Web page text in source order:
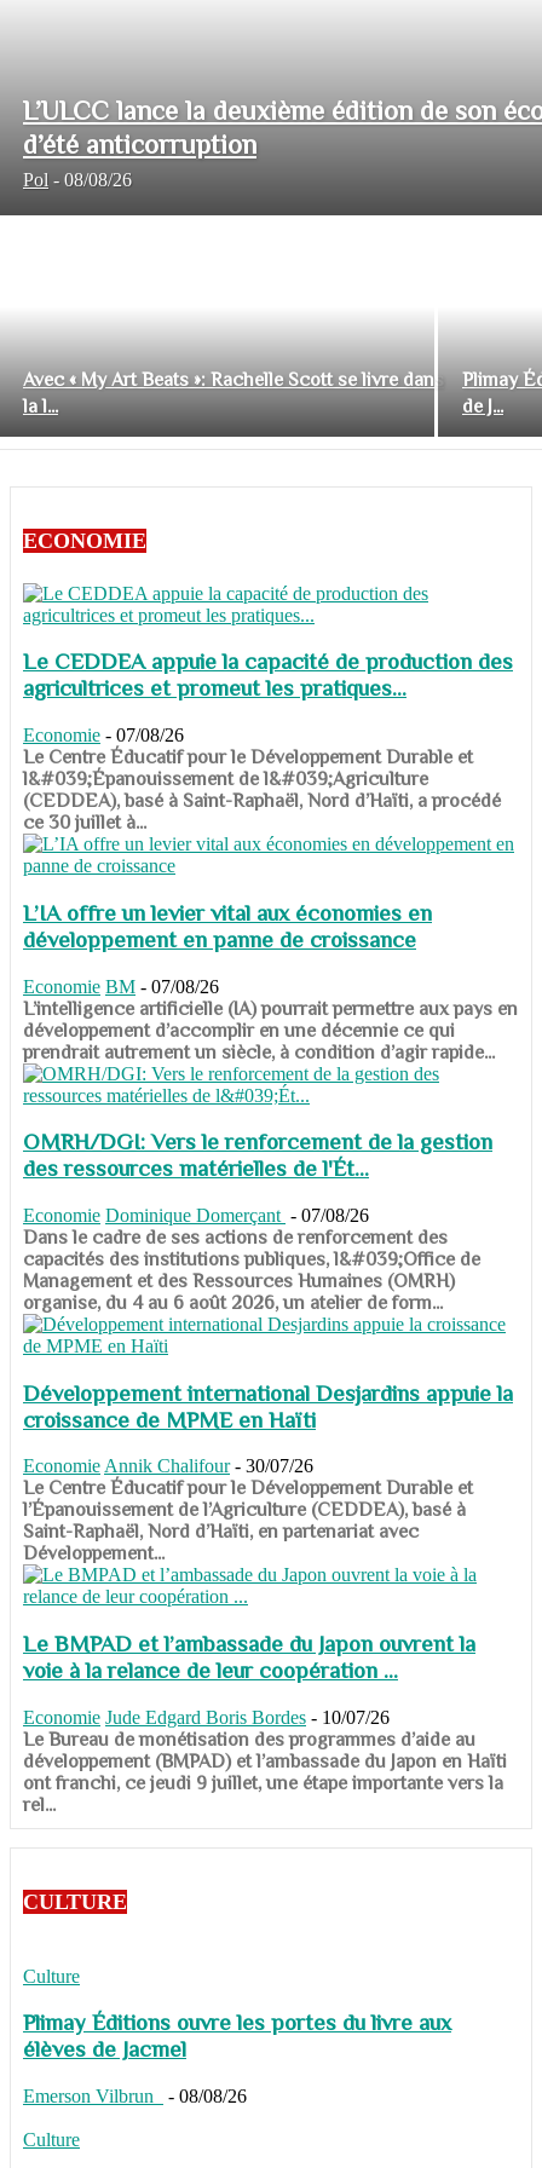
L’ULCC lance la deuxième édition de son
d’été anticorruption
Pol - 08/08/26
Avec « My Art Beats »: Rachelle Scott se livre dans
la l...
Plimay
de J...
ECONOMIE
Le CEDDEA appuie la capacité de production des
agricultrices et promeut les pratiques...
Economie - 07/08/26
​​​​​​​Le Centre Éducatif pour le Développement Durable et
l&#039;Épanouissement de l&#039;Agriculture
(CEDDEA), basé à Saint-Raphaël, Nord d’Haïti, a procédé
ce 30 juillet à...
L’IA offre un levier vital aux économies en
développement en panne de croissance
Economie BM - 07/08/26
​​​​​​​L’intelligence artificielle (IA) pourrait permettre aux pays en
développement d’accomplir en une décennie ce qui
prendrait autrement un siècle, à condition d’agir rapide...
OMRH/DGI: Vers le renforcement de la gestion
des ressources matérielles de l'Ét...
Economie Dominique Domerçant - 07/08/26
Dans le cadre de ses actions de renforcement des
capacités des institutions publiques, l&#039;Office de
Management et des Ressources Humaines (OMRH)
organise, du 4 au 6 août 2026, un atelier de form...
Développement international Desjardins appuie la
croissance de MPME en Haïti
Economie Annik Chalifour - 30/07/26
​​​​​​​Le Centre Éducatif pour le Développement Durable et
l’Épanouissement de l’Agriculture (CEDDEA), basé à
Saint-Raphaël, Nord d’Haïti, en partenariat avec
Développement...
Le BMPAD et l’ambassade du Japon ouvrent la
voie à la relance de leur coopération ...
Economie Jude Edgard Boris Bordes - 10/07/26
​​​​​​​Le Bureau de monétisation des programmes d’aide au
développement (BMPAD) et l’ambassade du Japon en Haïti
ont franchi, ce jeudi 9 juillet, une étape importante vers la
rel...
CULTURE
Culture
Plimay Éditions ouvre les portes du livre aux
élèves de Jacmel
Emerson Vilbrun - 08/08/26
Culture